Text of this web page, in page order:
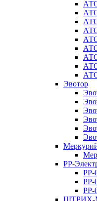
Эвотор
РР-
РР-
РР-
РР-